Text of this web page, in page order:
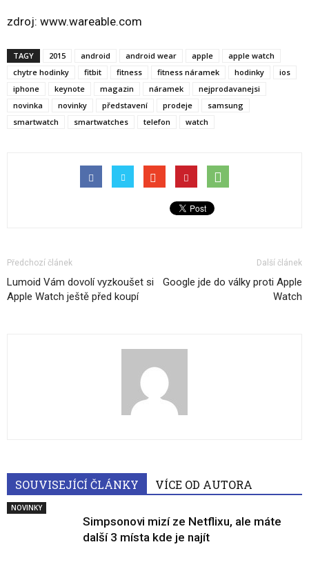
zdroj: www.wareable.com
TAGY 2015 android android wear apple
apple watch
chytre hodinky
fitbit fitness fitness náramek hodinky
ios
iphone
keynote magazin náramek
nejprodavanejsi
novinka
novinky představení prodeje
samsung
smartwatch
smartwatches telefon watch
Předchozí článek
Lumoid Vám dovolí vyzkoušet si
Apple Watch ještě před koupí
Další článek
Google jde do války proti Apple
Watch
SOUVISEJÍCÍ ČLÁNKY VÍCE OD AUTORA
NOVINKY
Simpsonovi mizí ze Netflixu, ale máte
další 3 místa kde je najít